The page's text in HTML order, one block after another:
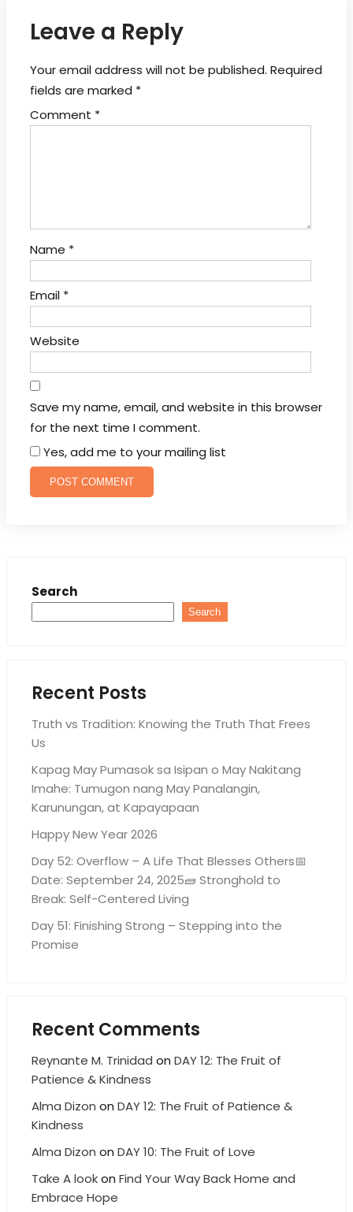
Leave a Reply
Your email address will not be published. Required
fields are marked *
Comment *
Name *
Email *
Website
Save my name, email, and website in this browser
for the next time I comment.
Yes, add me to your mailing list
Search
Search
Recent Posts
Truth vs Tradition: Knowing the Truth That Frees
Us
Kapag May Pumasok sa Isipan o May Nakitang
Imahe: Tumugon nang May Panalangin,
Karunungan, at Kapayapaan
Happy New Year 2026
Day 52: Overflow – A Life That Blesses Others📅
Date: September 24, 2025🧱 Stronghold to
Break: Self-Centered Living
Day 51: Finishing Strong – Stepping into the
Promise
Recent Comments
Reynante M. Trinidad on DAY 12: The Fruit of
Patience & Kindness
Alma Dizon on DAY 12: The Fruit of Patience &
Kindness
Alma Dizon on DAY 10: The Fruit of Love
Take A lookon Find Your Way Back Home and
Embrace Hope